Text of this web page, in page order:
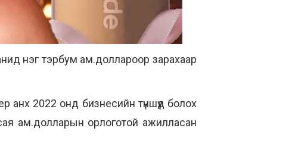
нэг тэрбум ам.доллароор зарахаар
анх 2022 онд бизнесийн түншүүд болох
ам.долларын орлоготой ажилласан